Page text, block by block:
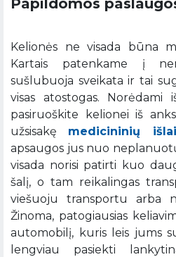
Kelionės ne visada būna
Kartais patenkame į
sušlubuoja sveikata ir tai
visas atostogas. Norėdami
pasiruoškite kelionei iš
užsisakę medicininių
apsaugos jus nuo
visada norisi patirti kuo
šalį, o tam reikalingas
viešuoju transportu arba
Žinoma, patogiausias
automobilį, kuris leis jums
lengviau pasiekti